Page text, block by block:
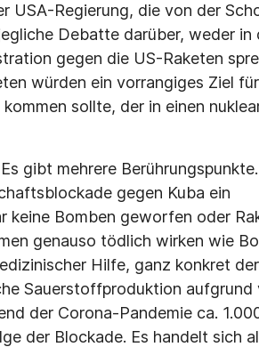
USA-Regierung, die von der
Debatte darüber, weder in
gegen die US-Raketen
würden ein vorrangiges Ziel
sollte, der in einen
gibt mehrere
gegen Kuba ein
Bomben geworfen oder
genauso tödlich wirken wie
Hilfe, ganz konkret
Sauerstoffproduktion aufgrund
der Corona-Pandemie ca.
der Blockade. Es handelt sich